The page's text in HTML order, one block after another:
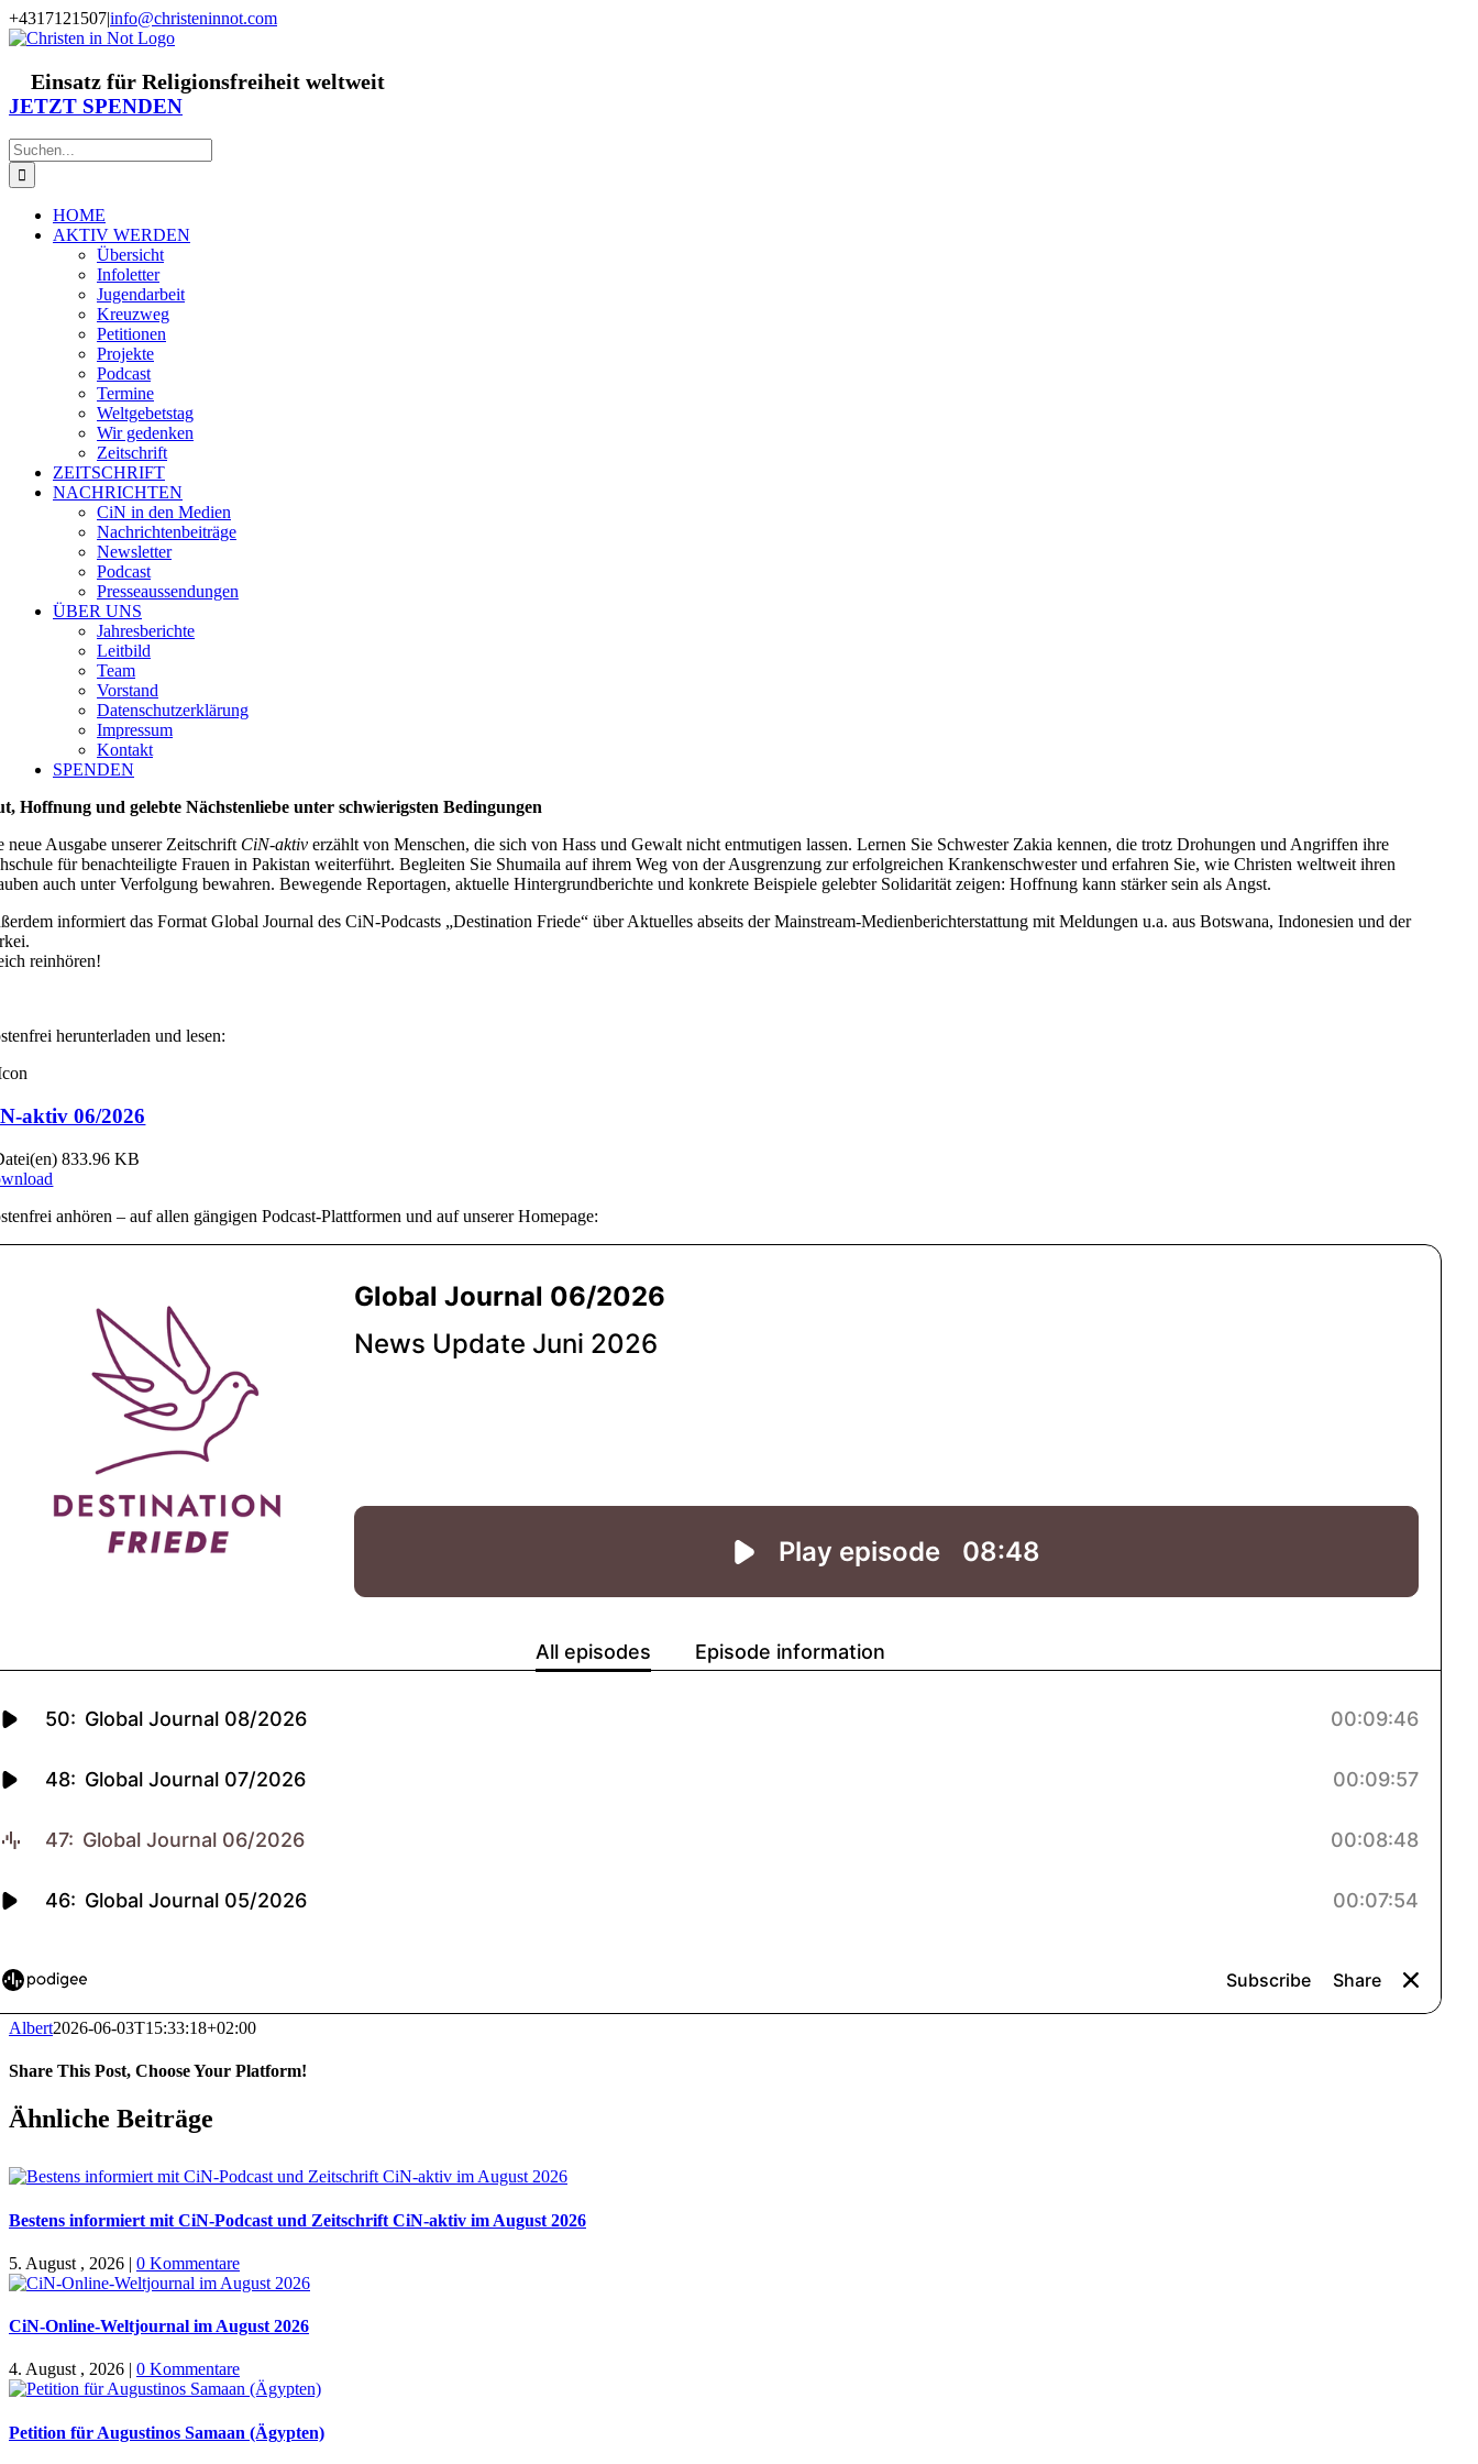
Zum
Inhalt
+4317121507|info@christeninnot.com
Facebook
Instagram
X
Spenden
Newsletter
Einsatz für Religionsfreiheit weltweit
JETZT SPENDEN
Suche
nach:
HOME
AKTIV WERDEN
Übersicht
Infoletter
Jugendarbeit
Kreuzweg
Petitionen
Projekte
Podcast
Termine
Weltgebetstag
Wir gedenken
Zeitschrift
ZEITSCHRIFT
NACHRICHTEN
CiN in den Medien
Nachrichtenbeiträge
Newsletter
Podcast
Presseaussendungen
ÜBER UNS
Jahresberichte
Leitbild
Team
Vorstand
Datenschutzerklärung
Impressum
Kontakt
SPENDEN
Hoffnung und gelebte Nächstenliebe unter schwierigsten Bedingungen
neue Ausgabe unserer Zeitschrift CiN-aktiv erzählt von Menschen, die sich von Hass und Gewalt nicht entmutigen lassen. Lernen Sie Schwester Zakia kennen, die trotz Drohungen und Angriffen ihre
für benachteiligte Frauen in Pakistan weiterführt. Begleiten Sie Shumaila auf ihrem Weg von der Ausgrenzung zur erfolgreichen Krankenschwester und erfahren Sie, wie Christen weltweit ihren
auch unter Verfolgung bewahren. Bewegende Reportagen, aktuelle Hintergrundberichte und konkrete Beispiele gelebter Solidarität zeigen: Hoffnung kann stärker sein als Angst.
informiert das Format Global Journal des CiN-Podcasts „Destination Friede“ über Aktuelles abseits der Mainstream-Medienberichterstattung mit Meldungen u.a. aus Botswana, Indonesien und der
reinhören!
herunterladen und lesen:
aktiv 06/2026
833.96 KB
anhören – auf allen gängigen Podcast-Plattformen und auf unserer Homepage:
Albert2026-06-03T15:33:18+02:00
Share This Post, Choose Your Platform!
Facebook
X
WhatsApp
Pinterest
E-
Mail
Ähnliche Beiträge
Bestens informiert mit CiN-Podcast und Zeitschrift CiN-aktiv im August 2026
5. August , 2026 | 0 Kommentare
CiN-Online-Weltjournal im August 2026
4. August , 2026 0 Kommentare
Petition für Augustinos Samaan (Ägypten)